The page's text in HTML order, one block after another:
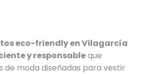
eco-friendly en Vilagarcía
y responsableque
de moda diseñadas para vestir